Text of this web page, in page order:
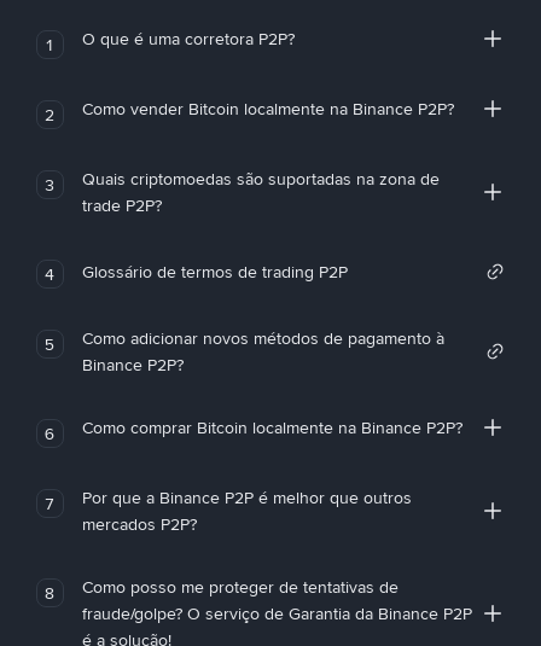
1 O que é uma corretora P2P?
2 Como vender Bitcoin localmente na Binance P2P?
3
Quais criptomoedas são suportadas na zona de
trade P2P?
4 Glossário de termos de trading P2P
5
Como adicionar novos métodos de pagamento à
Binance P2P?
6 Como comprar Bitcoin localmente na Binance P2P?
7
Por que a Binance P2P é melhor que outros
mercados P2P?
8
Como posso me proteger de tentativas de
fraude/golpe? O serviço de Garantia da Binance P2P
é a solução!